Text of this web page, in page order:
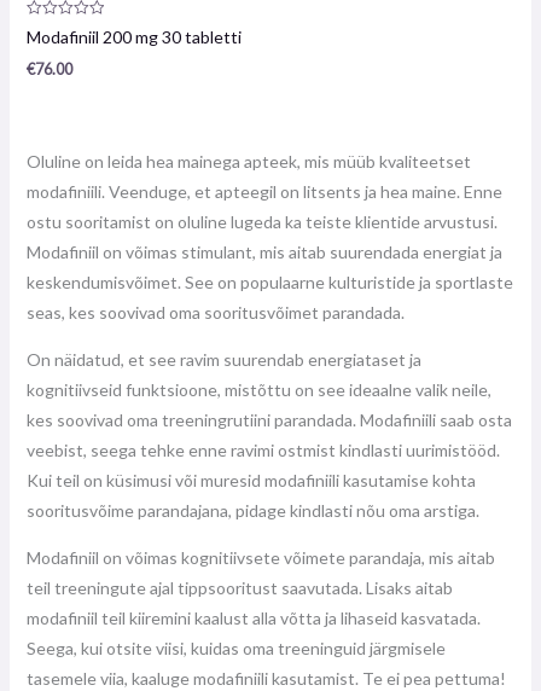
Toote
arvustus:
/
Modafiniil 200 mg 30 tabletti
€76.00
Oluline on leida hea mainega apteek, mis müüb kvaliteetset
modafiniili. Veenduge, et apteegil on litsents ja hea maine. Enne
ostu sooritamist on oluline lugeda ka teiste klientide arvustusi.
Modafiniil on võimas stimulant, mis aitab suurendada energiat ja
keskendumisvõimet. See on populaarne kulturistide ja sportlaste
seas, kes soovivad oma sooritusvõimet parandada.
On näidatud, et see ravim suurendab energiataset ja
kognitiivseid funktsioone, mistõttu on see ideaalne valik neile,
kes soovivad oma treeningrutiini parandada. Modafiniili saab osta
veebist, seega tehke enne ravimi ostmist kindlasti uurimistööd.
Kui teil on küsimusi või muresid modafiniili kasutamise kohta
sooritusvõime parandajana, pidage kindlasti nõu oma arstiga.
Modafiniil on võimas kognitiivsete võimete parandaja, mis aitab
teil treeningute ajal tippsooritust saavutada. Lisaks aitab
modafiniil teil kiiremini kaalust alla võtta ja lihaseid kasvatada.
Seega, kui otsite viisi, kuidas oma treeninguid järgmisele
tasemele viia, kaaluge modafiniili kasutamist. Te ei pea pettuma!